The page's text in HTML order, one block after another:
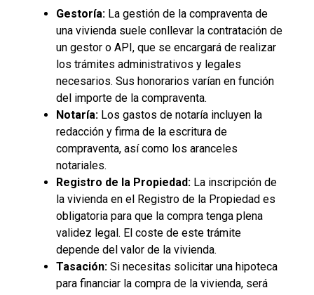
Gestoría: La gestión de la compraventa de
una vivienda suele conllevar la contratación de
un gestor o API, que se encargará de realizar
los trámites administrativos y legales
necesarios. Sus honorarios varían en función
del importe de la compraventa.
Notaría: Los gastos de notaría incluyen la
redacción y firma de la escritura de
compraventa, así como los aranceles
notariales.
Registro de la Propiedad: La inscripción de
la vivienda en el Registro de la Propiedad es
obligatoria para que la compra tenga plena
validez legal. El coste de este trámite
depende del valor de la vivienda.
Tasación: Si necesitas solicitar una hipoteca
para financiar la compra de la vivienda, será